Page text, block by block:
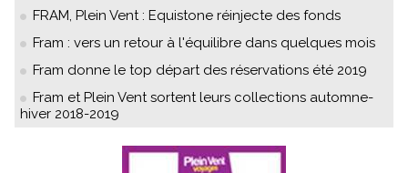
FRAM, Plein Vent : Equistone réinjecte des fonds
Fram : vers un retour à l'équilibre dans quelques mois
Fram donne le top départ des réservations été 2019
Fram et Plein Vent sortent leurs collections automne-
hiver 2018-2019